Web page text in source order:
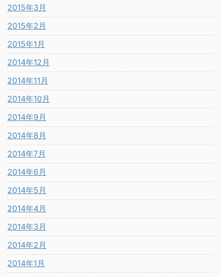
2015年3月
2015年2月
2015年1月
2014年12月
2014年11月
2014年10月
2014年9月
2014年8月
2014年7月
2014年6月
2014年5月
2014年4月
2014年3月
2014年2月
2014年1月